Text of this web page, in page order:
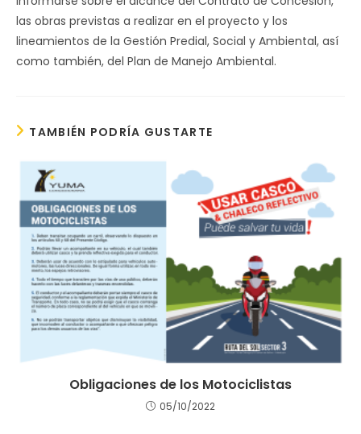
las obras previstas a realizar en el proyecto y los
lineamientos de la Gestión Predial, Social y Ambiental, así
como también, del Plan de Manejo Ambiental.
TAMBIÉN PODRÍA GUSTARTE
Obligaciones de los Motociclistas
05/10/2022